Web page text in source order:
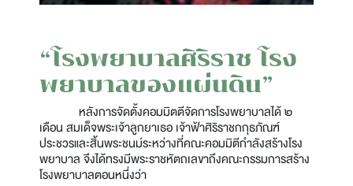
“โรงพยาบาลศิริราช โรง
พยาบาลของแผ่นดิน”
หลังการจัดตั้งคอมมิตตีจัดการโรงพยาบาลได้ ๒
เดือน สมเด็จพระเจ้าลูกยาเธอ เจ้าฟ้าศิริราชกกุธภัณฑ์
ประชวรและสิ้นพระชนม์ระหว่างที่คณะคอมมิตีกำลังสร้างโรง
พยาบาล จึงได้ทรงมีพระราชหัตถเลขาถึงคณะกรรมการสร้าง
โรงพยาบาลตอนหนึ่งว่า